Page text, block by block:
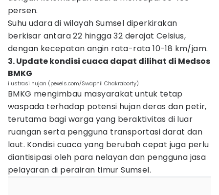
persen.
Suhu udara di wilayah Sumsel diperkirakan
berkisar antara 22 hingga 32 derajat Celsius,
dengan kecepatan angin rata-rata 10-18 km/jam.
3. Update kondisi cuaca dapat dilihat di Medsos
BMKG
ilustrasi hujan (pexels.com/Swapnil Chakraborty)
BMKG mengimbau masyarakat untuk tetap
waspada terhadap potensi hujan deras dan petir,
terutama bagi warga yang beraktivitas di luar
ruangan serta pengguna transportasi darat dan
laut. Kondisi cuaca yang berubah cepat juga perlu
diantisipasi oleh para nelayan dan pengguna jasa
pelayaran di perairan timur Sumsel.